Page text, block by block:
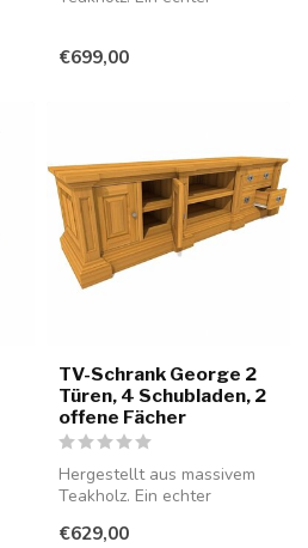
€699,00
TV-Schrank George 2
Türen, 4 Schubladen, 2
offene Fächer
Hergestellt aus massivem
Teakholz. Ein echter
€629,00